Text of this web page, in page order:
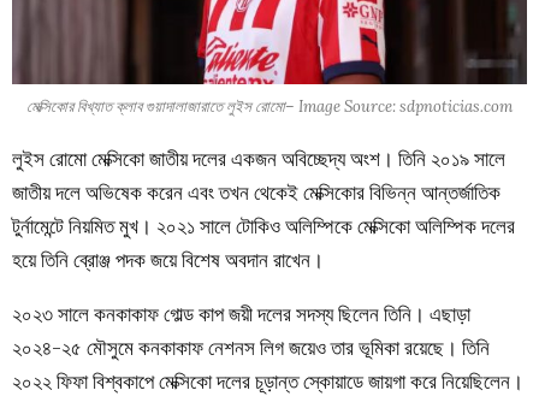
মেক্সিকোর বিখ্যাত ক্লাব গুয়াদালাজারাতে লুইস রোমো– Image Source: sdpnoticias.com
লুইস রোমো মেক্সিকো জাতীয় দলের একজন অবিচ্ছেদ্য অংশ। তিনি ২০১৯ সালে
জাতীয় দলে অভিষেক করেন এবং তখন থেকেই মেক্সিকোর বিভিন্ন আন্তর্জাতিক
টুর্নামেন্টে নিয়মিত মুখ। ২০২১ সালে টোকিও অলিম্পিকে মেক্সিকো অলিম্পিক দলের
হয়ে তিনি ব্রোঞ্জ পদক জয়ে বিশেষ অবদান রাখেন।
২০২৩ সালে কনকাকাফ গোল্ড কাপ জয়ী দলের সদস্য ছিলেন তিনি। এছাড়া
২০২৪-২৫ মৌসুমে কনকাকাফ নেশনস লিগ জয়েও তার ভূমিকা রয়েছে। তিনি
২০২২ ফিফা বিশ্বকাপে মেক্সিকো দলের চূড়ান্ত স্কোয়াডে জায়গা করে নিয়েছিলেন।